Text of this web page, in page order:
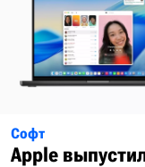
Софт
Apple